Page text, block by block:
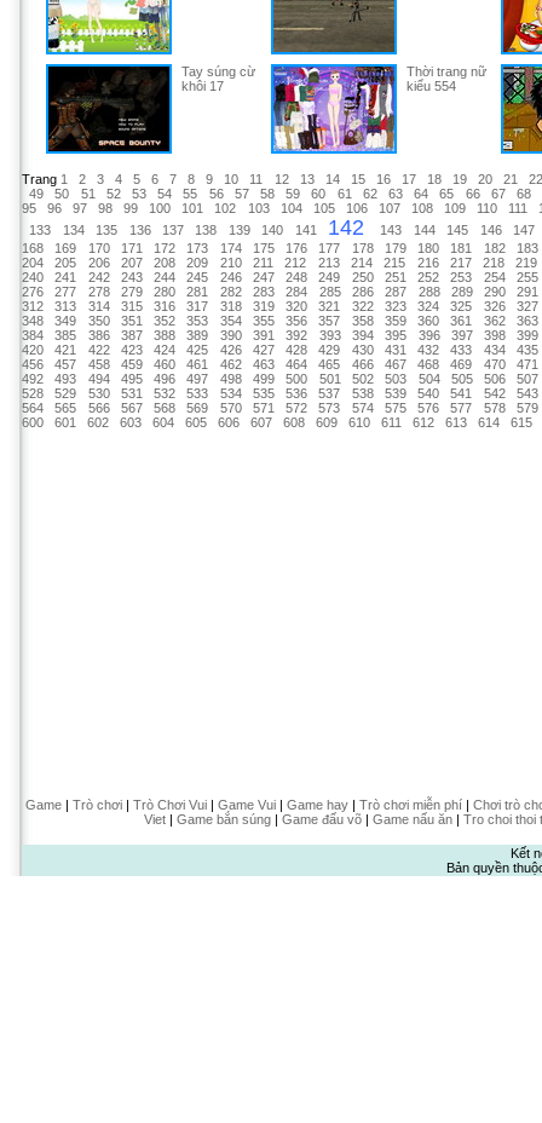
Tay súng cừ
khôi 17
Thời trang nữ
kiểu 554
Trang 1 2 3 4 5 6 7 8 9 10 11 12 13 14 15 16 17 18 19 20 21
22
49
50 51 52 53 54 55 56 57 58 59 60 61 62 63 64 65 66 67
68
95
96 97 98 99 100 101 102 103 104 105 106 107 108 109 110 111
133
134 135 136 137 138 139 140 141 142 143 144 145 146
147
168
169 170 171 172 173 174 175 176 177 178 179 180 181 182
183
204
205 206 207 208 209 210 211 212 213 214 215 216 217 218
219
240
241 242 243 244 245 246 247 248 249 250 251 252 253 254
255
276
277 278 279 280 281 282 283 284 285 286 287 288 289 290
291
312
313 314 315 316 317 318 319 320 321 322 323 324 325 326
327
348
349 350 351 352 353 354 355 356 357 358 359 360 361 362
363
384
385 386 387 388 389 390 391 392 393 394 395 396 397 398
399
420
421 422 423 424 425 426 427 428 429 430 431 432 433 434
435
456
457 458 459 460 461 462 463 464 465 466 467 468 469 470
471
492
493 494 495 496 497 498 499 500 501 502 503 504 505 506
507
528
529 530 531 532 533 534 535 536 537 538 539 540 541 542
543
564
565 566 567 568 569 570 571 572 573 574 575 576 577 578
579
600
601 602 603 604 605 606 607 608 609 610 611 612 613 614 615
Game| Trò chơi| Trò Chơi Vui| Game Vui| Game hay| Trò chơi miễn phí| Chơi trò
Viet| Game bắn súng| Game đấu võ| Game nấu ăn| Tro choi thoi
Kết
Bản quyền